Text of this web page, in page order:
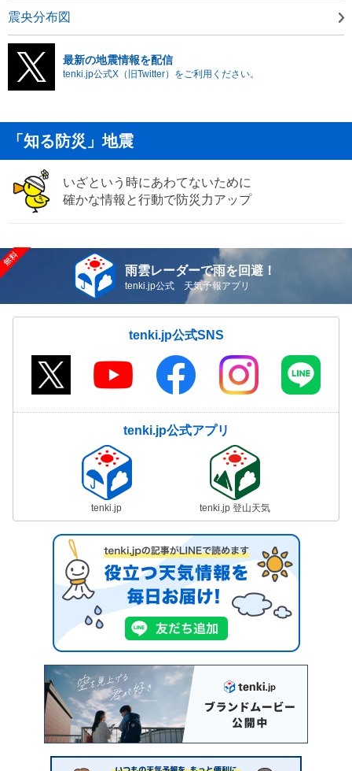
震央分布図
最新の地震情報を配信
tenki.jp公式X（旧Twitter）をご利用ください。
「知る防災」地震
いざという時にあわてないために
確かな情報と行動で防災力アップ
雨雲レーダーで雨を回避！
tenki.jp公式 天気予報アプリ
tenki.jp公式SNS
tenki.jp公式アプリ
tenki.jp tenki.jp 登山天気